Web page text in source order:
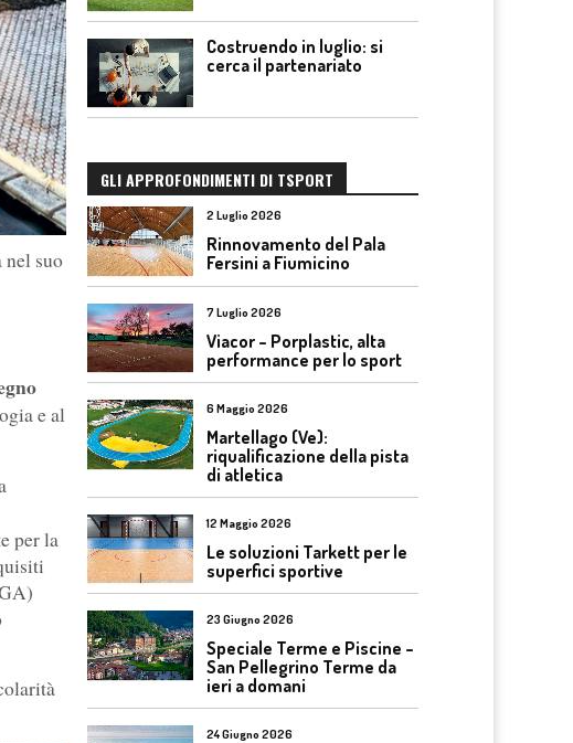
nel suo
e al
per la
Costruendo in luglio: si
cerca il partenariato
GLI APPROFONDIMENTI DI TSPORT
2 Luglio 2026
Rinnovamento del Pala
Fersini a Fiumicino
7 Luglio 2026
Viacor – Porplastic, alta
performance per lo sport
6 Maggio 2026
Martellago (Ve):
riqualificazione della pista
di atletica
12 Maggio 2026
Le soluzioni Tarkett per le
superfici sportive
23 Giugno 2026
Speciale Terme e Piscine –
San Pellegrino Terme da
ieri a domani
24 Giugno 2026